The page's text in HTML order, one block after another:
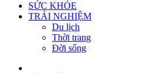
SỨC KHỎE
TRẢI NGHIỆM
Du lịch
Thời trang
Đời sống